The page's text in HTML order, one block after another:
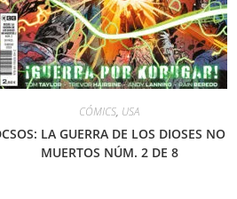
CÓMICS, USA
LA GUERRA DE LOS DIOSES NO
MUERTOS NÚM. 2 DE 8